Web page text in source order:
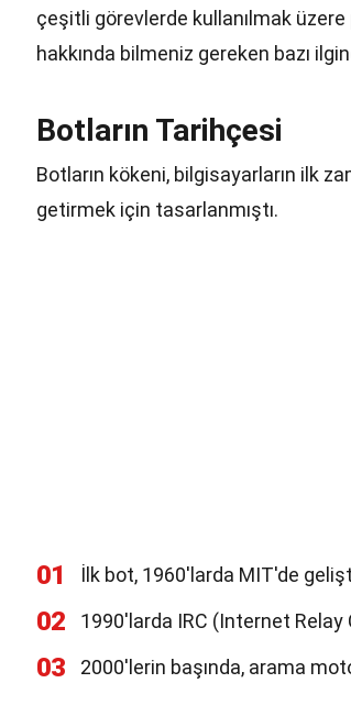
çeşitli görevlerde kullanılmak üzere
hakkında bilmeniz gereken bazı
Botların Tarihçesi
Botların kökeni, bilgisayarların ilk
getirmek için tasarlanmıştı.
01 İlk bot, 1960'larda MIT'de
02 1990'larda IRC (Internet Relay
03 2000'lerin başında, arama